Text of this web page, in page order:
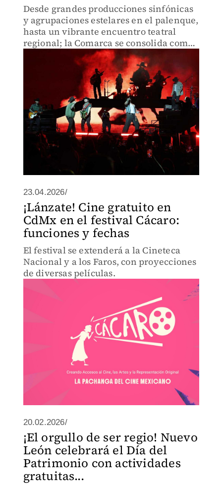
Desde grandes producciones sinfónicas
y agrupaciones estelares en el palenque,
hasta un vibrante encuentro teatral
regional; la Comarca se consolida como
el epicentro artístico del norte del país.
23.04.2026/
¡Lánzate! Cine gratuito en
CdMx en el festival Cácaro:
funciones y fechas
El festival se extenderá a la Cineteca
Nacional y a los Faros, con proyecciones
de diversas películas.
20.02.2026/
¡El orgullo de ser regio! Nuevo
León celebrará el Día del
Patrimonio con actividades
gratuitas...